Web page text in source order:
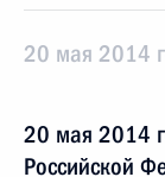
20 мая 2014
20 мая 2014
Российской